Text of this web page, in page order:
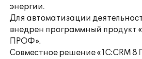
энергии.
Для автоматизации
внедрен программный продукт
ПРОФ».
Совместное решение «1С:CRM